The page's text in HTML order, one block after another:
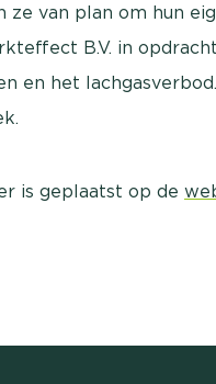
van plan om hun
B.V. in
en het
is geplaatst op de